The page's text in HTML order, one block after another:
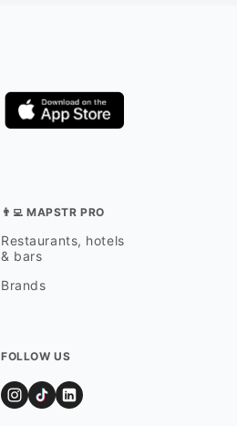
👨‍💻 MAPSTR PRO
Restaurants, hotels
& bars
Brands
FOLLOW US